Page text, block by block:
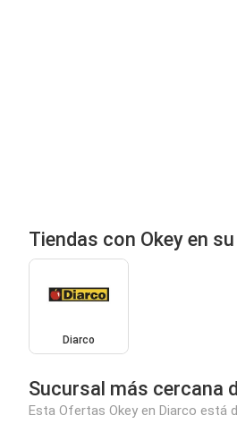
Tiendas con Okey en
Diarco
Sucursal más cercana
Esta Ofertas Okey en Diarco está